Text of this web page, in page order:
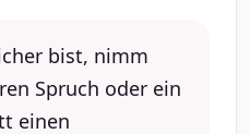
bist, nimm
Spruch oder ein
einen